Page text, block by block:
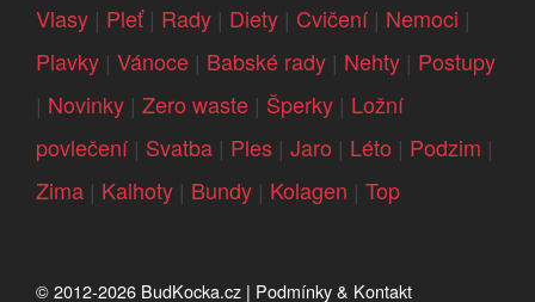
Vlasy | Pleť| Rady | Diety | Cvičení| Nemoci |
Plavky | Vánoce | Babské rady | Nehty | Postupy
| Novinky | Zero waste | Šperky | Ložní
povlečení| Svatba | Ples | Jaro | Léto | Podzim |
Zima | Kalhoty | Bundy | Kolagen | Top
© 2012-2026 BudKocka.cz | Podmínky & Kontakt